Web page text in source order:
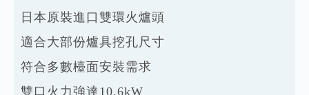
日本原裝進口雙環火爐頭
適合大部份爐具挖孔尺寸
符合多數檯面安裝需求
雙口火力強達10.6kW